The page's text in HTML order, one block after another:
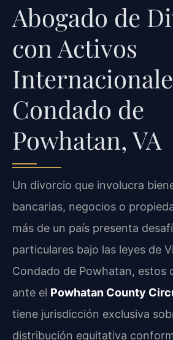
Abogado de
con Activos
Condado de
Powhatan, VA
Un divorcio que involucra
bancarias, negocios o
más de un país presenta
particulares bajo las leyes de
Condado de Powhatan, estos
ante el Powhatan County
tiene jurisdicción exclusiva
distribución equitativa